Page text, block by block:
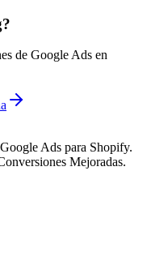
de Google Ads en
Ads para Shopify.
Mejoradas.